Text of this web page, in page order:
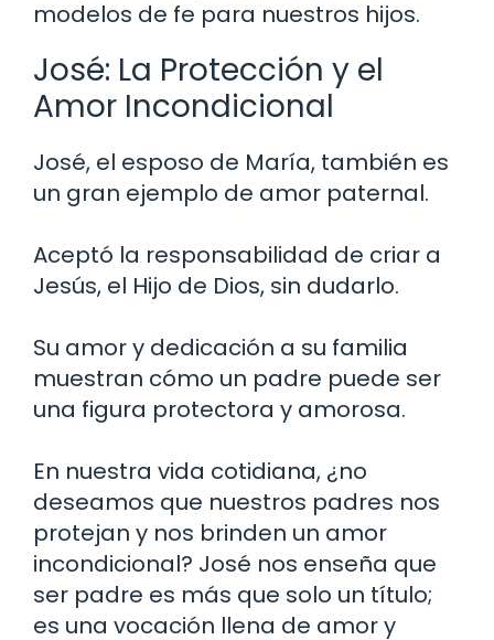
modelos de fe para nuestros hijos.
José: La Protección y el
Amor Incondicional
José, el esposo de María, también es
un gran ejemplo de amor paternal.
Aceptó la responsabilidad de criar a
Jesús, el Hijo de Dios, sin dudarlo.
Su amor y dedicación a su familia
muestran cómo un padre puede ser
una figura protectora y amorosa.
En nuestra vida cotidiana, ¿no
deseamos que nuestros padres nos
protejan y nos brinden un amor
incondicional? José nos enseña que
ser padre es más que solo un título;
es una vocación llena de amor y